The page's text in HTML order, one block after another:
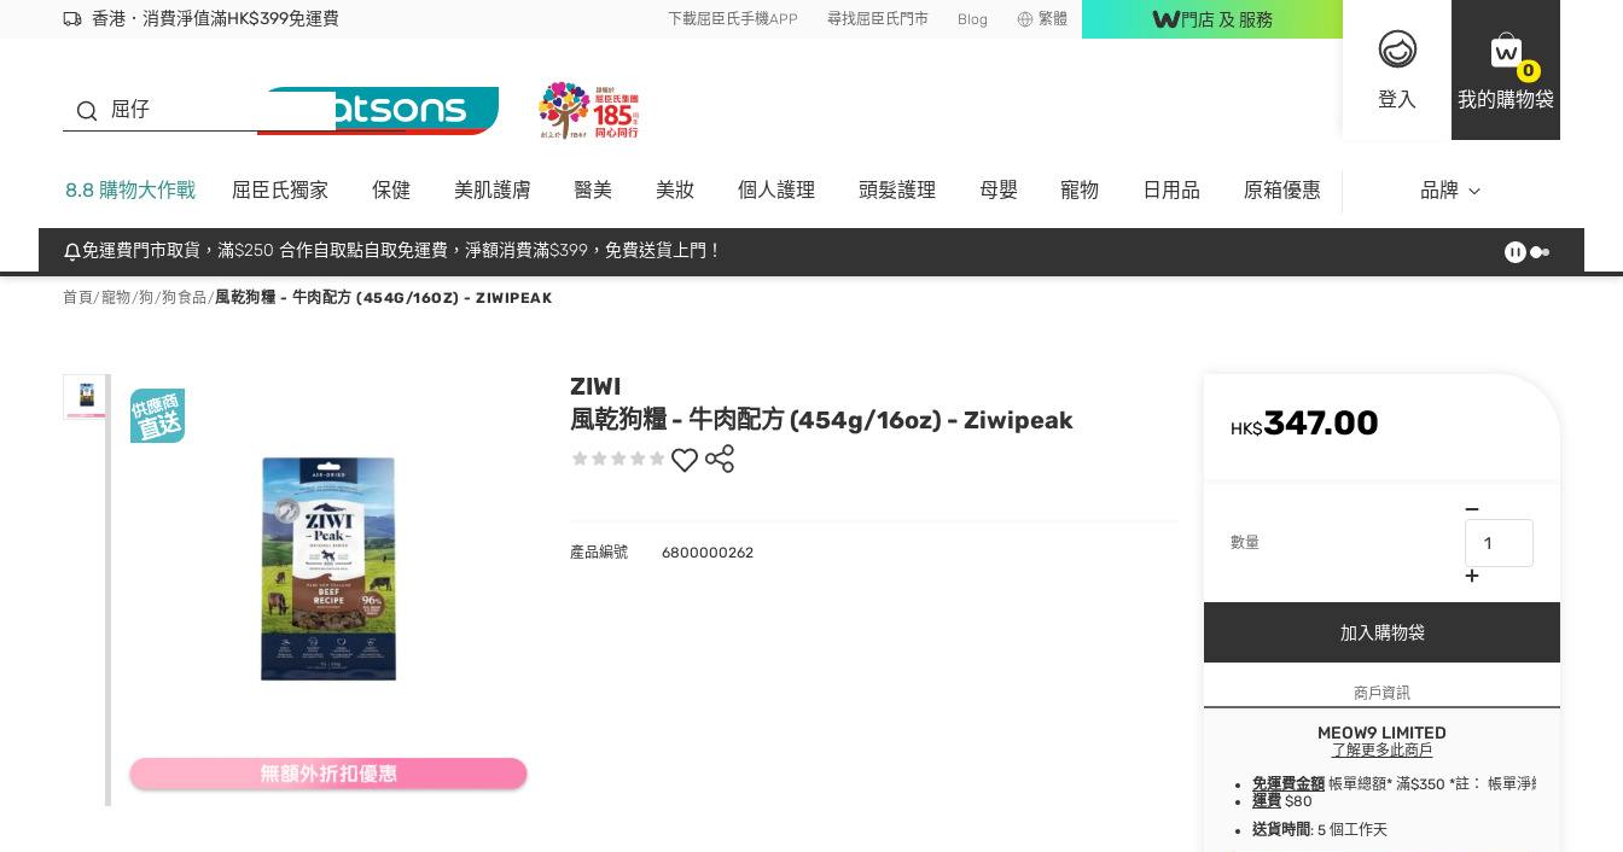
香港．消費淨值滿HK$399免運費
立即成為易賞錢會員盡享獨家優惠
首次APP下單買滿$450 輸入 NEWAPP 即減$50 下載屈臣氏手機APP 尋找屈臣氏門市 Blog 繁體 門店 及 服務
登入
0
我的購物袋
屈仔
8.8 購物大作戰 屈臣氏獨家 保健 美肌護膚 醫美 美妝 個人護理 頭髮護理 母嬰 寵物 日用品 原箱優惠 品牌
免運費門市取貨，滿$250 合作自取點自取免運費，淨額消費滿$399，免費送貨上門！
首頁/寵物/狗/狗食品/風乾狗糧 - 牛肉配方 (454G/16OZ) - ZIWIPEAK
ZIWI
風乾狗糧 - 牛肉配方 (454g/16oz) - Ziwipeak
HK$347.00
數量
加入購物袋
商戶資訊
MEOW9 LIMITED
了解更多此商戶
免運費金額 帳單總額* 滿$350 *註： 帳單淨總額指扣除
運費 $80
送貨時間: 5 個工作天
產品編號 6800000262